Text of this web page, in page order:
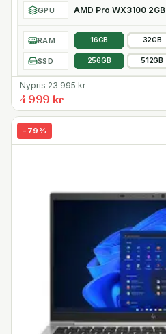
GPU AMD Pro WX3100 2GB
RAM 16GB 32GB
SSD 256GB 512GB
Nypris 23 995kr
4 999 kr
- 79 %